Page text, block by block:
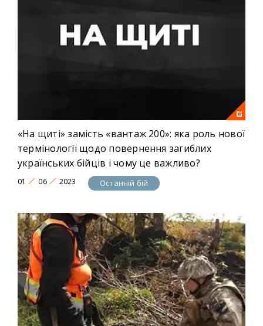
– «перевізники пам’яті», які беруть на себе останню
розмову з родинами воїнів. Як в росії десятиліттями
Рік:2023
«На щиті» замість «вантаж 200»: яка роль нової
термінології щодо повернення загиблих
українських бійців і чому це важливо?
01 06 2023 Останній бій